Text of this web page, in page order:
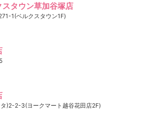
タウン草加谷塚店
1(ベルクスタウン1F)
)2-2-3(ヨークマート越谷花田店2F)